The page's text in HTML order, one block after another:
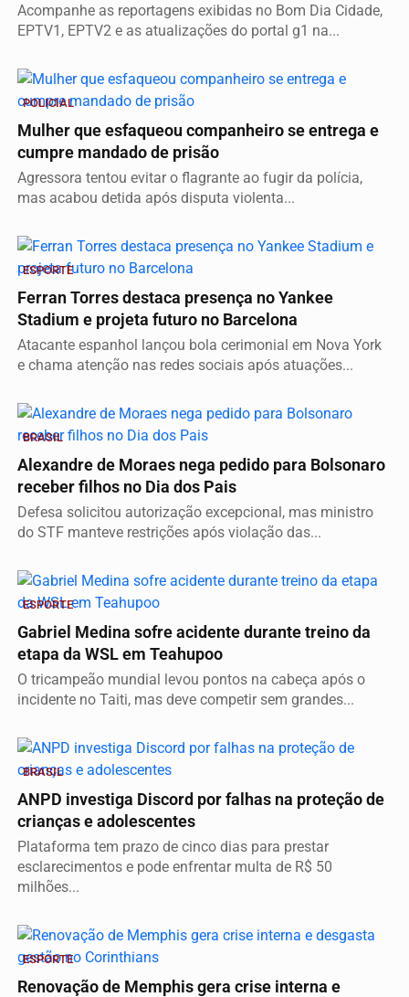
Acompanhe as reportagens exibidas no Bom Dia Cidade,
EPTV1, EPTV2 e as atualizações do portal g1 na...
POLICIAL
Mulher que esfaqueou companheiro se entrega e
cumpre mandado de prisão
Agressora tentou evitar o flagrante ao fugir da polícia,
mas acabou detida após disputa violenta...
ESPORTE
Ferran Torres destaca presença no Yankee
Stadium e projeta futuro no Barcelona
Atacante espanhol lançou bola cerimonial em Nova York
e chama atenção nas redes sociais após atuações...
BRASIL
Alexandre de Moraes nega pedido para Bolsonaro
receber filhos no Dia dos Pais
Defesa solicitou autorização excepcional, mas ministro
do STF manteve restrições após violação das...
ESPORTE
Gabriel Medina sofre acidente durante treino da
etapa da WSL em Teahupoo
O tricampeão mundial levou pontos na cabeça após o
incidente no Taiti, mas deve competir sem grandes...
BRASIL
ANPD investiga Discord por falhas na proteção de
crianças e adolescentes
Plataforma tem prazo de cinco dias para prestar
esclarecimentos e pode enfrentar multa de R$ 50
milhões...
ESPORTE
Renovação de Memphis gera crise interna e